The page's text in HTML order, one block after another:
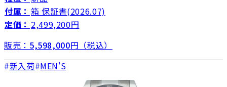
付属： 箱 保証書(2026.07)
定価： 2,499,200円
販売： 5,598,000円（税込）
新入荷 MEN'S